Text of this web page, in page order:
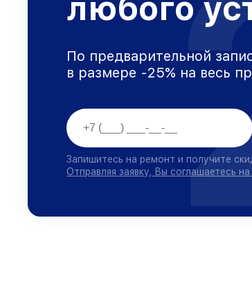
любого
По предварительной
в размере -25% на весь
Запишитесь на ремонт и получите
Отправляя заявку, Вы соглашаетесь